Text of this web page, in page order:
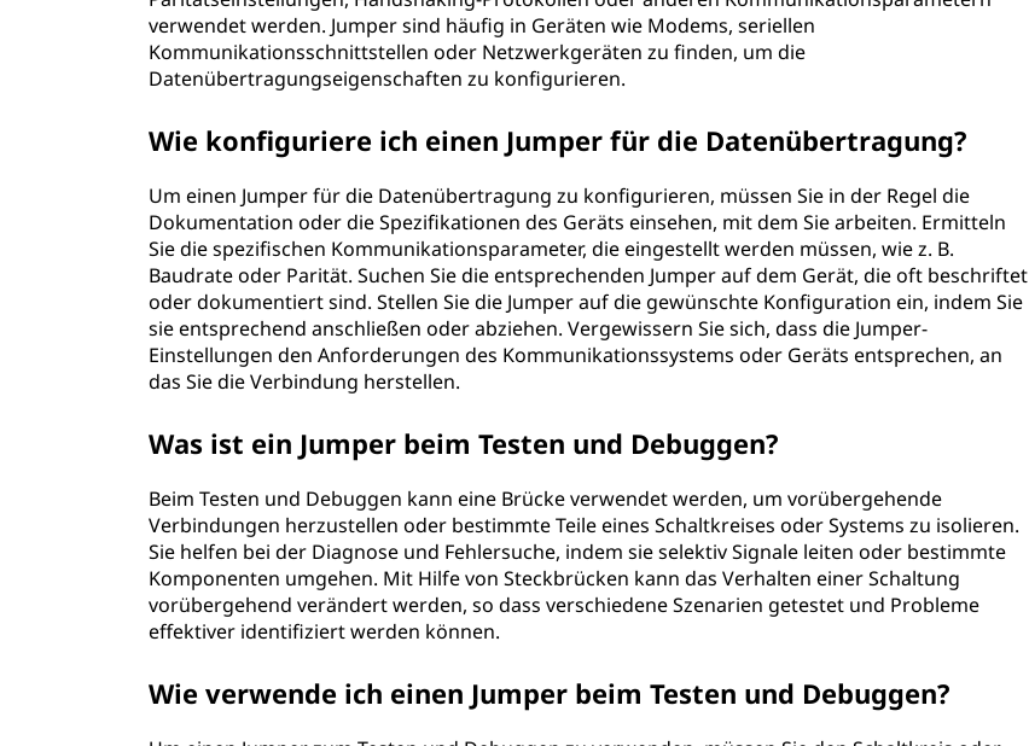
verwendet werden. Jumper sind häufig in Geräten wie Modems, seriellen
Kommunikationsschnittstellen oder Netzwerkgeräten zu finden, um die
Datenübertragungseigenschaften zu konfigurieren.
Wie konfiguriere ich einen Jumper für die Datenübertragung?
Um einen Jumper für die Datenübertragung zu konfigurieren, müssen Sie in der Regel die
Dokumentation oder die Spezifikationen des Geräts einsehen, mit dem Sie arbeiten. Ermitteln
Sie die spezifischen Kommunikationsparameter, die eingestellt werden müssen, wie z. B.
Baudrate oder Parität. Suchen Sie die entsprechenden Jumper auf dem Gerät, die oft beschriftet
oder dokumentiert sind. Stellen Sie die Jumper auf die gewünschte Konfiguration ein, indem Sie
sie entsprechend anschließen oder abziehen. Vergewissern Sie sich, dass die Jumper-
Einstellungen den Anforderungen des Kommunikationssystems oder Geräts entsprechen, an
das Sie die Verbindung herstellen.
Was ist ein Jumper beim Testen und Debuggen?
Beim Testen und Debuggen kann eine Brücke verwendet werden, um vorübergehende
Verbindungen herzustellen oder bestimmte Teile eines Schaltkreises oder Systems zu isolieren.
Sie helfen bei der Diagnose und Fehlersuche, indem sie selektiv Signale leiten oder bestimmte
Komponenten umgehen. Mit Hilfe von Steckbrücken kann das Verhalten einer Schaltung
vorübergehend verändert werden, so dass verschiedene Szenarien getestet und Probleme
effektiver identifiziert werden können.
Wie verwende ich einen Jumper beim Testen und Debuggen?